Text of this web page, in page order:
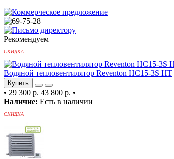
Рекомендуем
СКИДКА
Водяной тепловентилятор Reventon HC15-3S HT
Купить
• 29 300 р. 43 800 р. •
Наличие: Есть в наличии
СКИДКА